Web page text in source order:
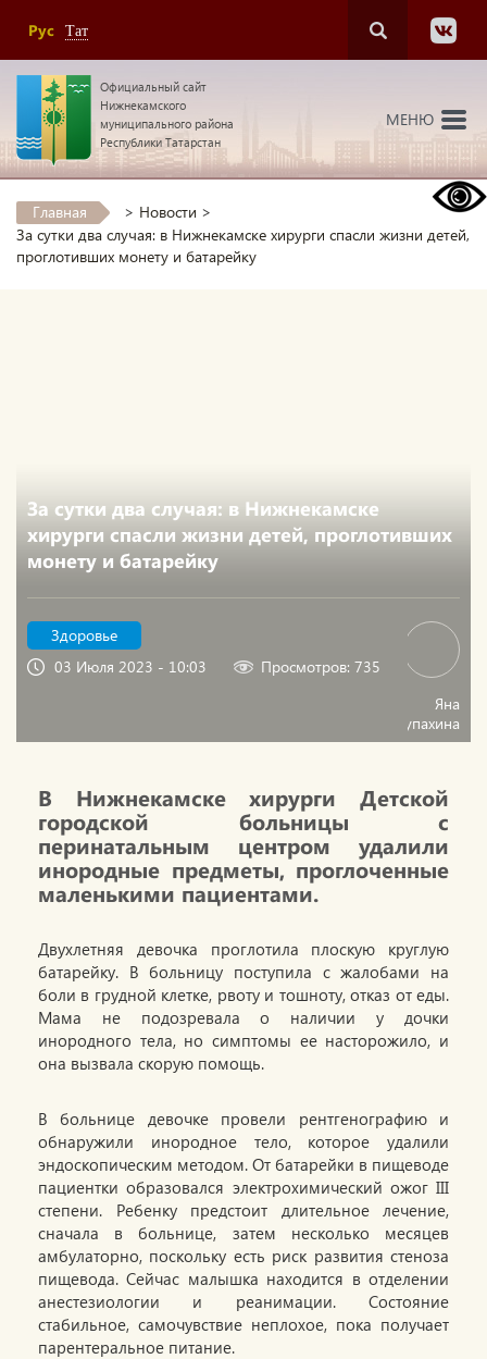
Рус Тат
Официальный сайт
Нижнекамского
муниципального района
Республики Татарстан
МЕНЮ
Главная > Новости >
За сутки два случая: в Нижнекамске хирурги спасли жизни детей,
проглотивших монету и батарейку
За сутки два случая: в Нижнекамске
хирурги спасли жизни детей, проглотивших
монету и батарейку
Здоровье
03 Июля 2023 - 10:03
Просмотров: 735
Яна
Чупахина
В Нижнекамске хирурги Детской
городской больницы с
перинатальным центром удалили
инородные предметы, проглоченные
маленькими пациентами.
Двухлетняя девочка проглотила плоскую круглую
батарейку. В больницу поступила с жалобами на
боли в грудной клетке, рвоту и тошноту, отказ от еды.
Мама не подозревала о наличии у дочки
инородного тела, но симптомы ее насторожило, и
она вызвала скорую помощь.
В больнице девочке провели рентгенографию и
обнаружили инородное тело, которое удалили
эндоскопическим методом. От батарейки в пищеводе
пациентки образовался электрохимический ожог III
степени. Ребенку предстоит длительное лечение,
сначала в больнице, затем несколько месяцев
амбулаторно, поскольку есть риск развития стеноза
пищевода. Сейчас малышка находится в отделении
анестезиологии и реанимации. Состояние
стабильное, самочувствие неплохое, пока получает
парентеральное питание.